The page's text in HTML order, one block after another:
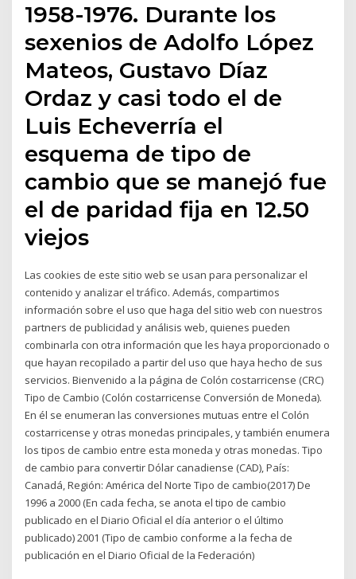
1958-1976. Durante los
sexenios de Adolfo López
Mateos, Gustavo Díaz
Ordaz y casi todo el de
Luis Echeverría el
esquema de tipo de
cambio que se manejó fue
el de paridad fija en 12.50
viejos
Las cookies de este sitio web se usan para personalizar el
contenido y analizar el tráfico. Además, compartimos
información sobre el uso que haga del sitio web con nuestros
partners de publicidad y análisis web, quienes pueden
combinarla con otra información que les haya proporcionado o
que hayan recopilado a partir del uso que haya hecho de sus
servicios. Bienvenido a la página de Colón costarricense (CRC)
Tipo de Cambio (Colón costarricense Conversión de Moneda).
En él se enumeran las conversiones mutuas entre el Colón
costarricense y otras monedas principales, y también enumera
los tipos de cambio entre esta moneda y otras monedas. Tipo
de cambio para convertir Dólar canadiense (CAD), País:
Canadá, Región: América del Norte Tipo de cambio(2017) De
1996 a 2000 (En cada fecha, se anota el tipo de cambio
publicado en el Diario Oficial el día anterior o el último
publicado) 2001 (Tipo de cambio conforme a la fecha de
publicación en el Diario Oficial de la Federación)